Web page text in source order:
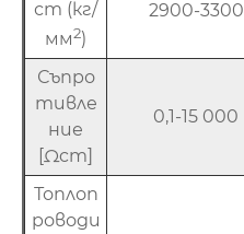
ст (кг/
мм2)
2900-3300
Съпро
тивле
ние
[Ωcm]
0,1-15 000
Топлоп
роводи